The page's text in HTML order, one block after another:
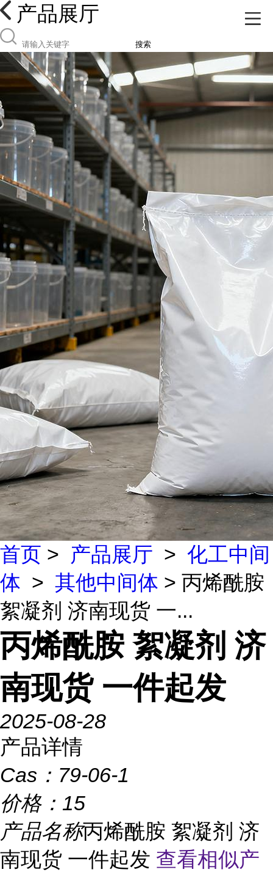
产品展厅
搜索
首页 > 产品展厅 > 化工中间
体 > 其他中间体 > 丙烯酰胺
絮凝剂 济南现货 一...
丙烯酰胺 絮凝剂 济
南现货 一件起发
2025-08-28
产品详情
Cas： 79-06-1
价格： 15
产品名称丙烯酰胺 絮凝剂 济
南现货 一件起发 查看相似产